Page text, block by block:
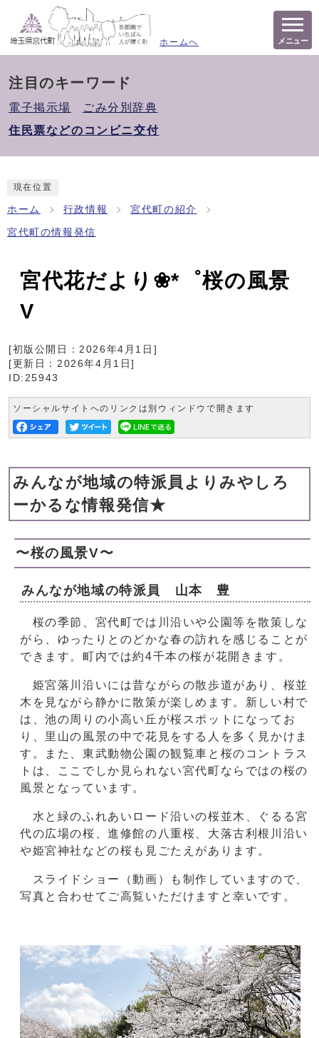
ホームへ メニュー
注目のキーワード
電子掲示場
ごみ分別辞典
住民票などのコンビニ交付
現在位置
ホーム 行政情報 宮代町の紹介
宮代町の情報発信
宮代花だより❀*゜桜の風景
V
[初版公開日：2026年4月1日 ]
[更新日： 2026年4月1日]
ID:25943
ソーシャルサイトへのリンクは別ウィンドウで開きます
みんなが地域の特派員よりみやしろ
ーかるな情報発信★
〜桜の風景V〜
みんなが地域の特派員 山本 豊
桜の季節、宮代町では川沿いや公園等を散策しな
がら、ゆったりとのどかな春の訪れを感じることが
できます。町内では約4千本の桜が花開きます。
姫宮落川沿いには昔ながらの散歩道があり、桜並
木を見ながら静かに散策が楽しめます。新しい村で
は、池の周りの小高い丘が桜スポットになってお
り、里山の風景の中で花見をする人を多く見かけま
す。また、東武動物公園の観覧車と桜のコントラス
トは、ここでしか見られない宮代町ならではの桜の
風景となっています。
水と緑のふれあいロード沿いの桜並木、ぐるる宮
代の広場の桜、進修館の八重桜、大落古利根川沿い
や姫宮神社などの桜も見ごたえがあります。
スライドショー（動画）も制作していますので、
写真と合わせてご高覧いただけますと幸いです。